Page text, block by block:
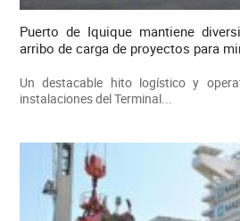
Puerto de Iquique mantiene
arribo de carga de proyectos para
Un destacable hito logístico y
instalaciones del Terminal...